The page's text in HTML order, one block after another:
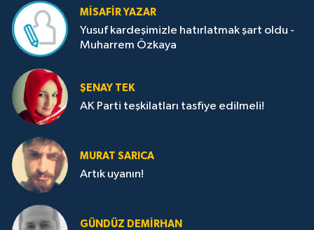
MISAFIR YAZAR
Yusuf kardeşimizle hatırlatmak şart oldu -
Muharrem Özkaya
ŞENAY TEK
AK Parti teşkilatları tasfiye edilmeli!
MURAT SARICA
Artık uyanın!
GÜNDÜZ DEMIRHAN